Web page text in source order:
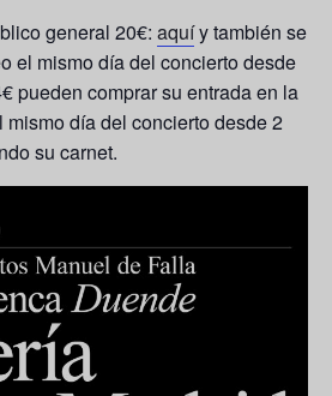
general 20€: aquíy también se
el mismo día del concierto desde
pueden comprar su entrada en la
día del concierto desde 2
su carnet.